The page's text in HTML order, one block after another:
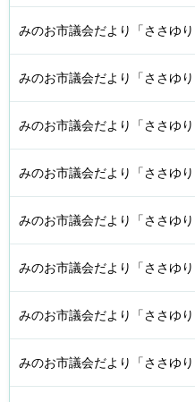
みのお市議会だより「ささゆり
みのお市議会だより「ささゆり
みのお市議会だより「ささゆり
みのお市議会だより「ささゆり
みのお市議会だより「ささゆり
みのお市議会だより「ささゆり
みのお市議会だより「ささゆり
みのお市議会だより「ささゆり